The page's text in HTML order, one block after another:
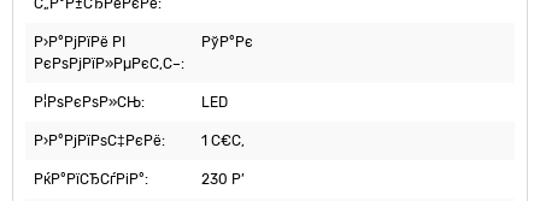
Р›Р°РјРїРё РІ
РєРѕРјРїР»РµРєС‚С–:
РўР°Рє
Р¦РѕРєРѕР»СЊ: LED
Р›Р°РјРїРѕС‡РєРё: 1 С€С‚
РќР°РїСЂСѓРіР°: 230 Р’